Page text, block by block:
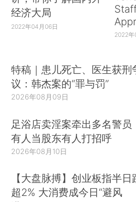
经济大局
2022年04月06日
2022年
特稿｜患儿死亡、医生获刑
议：韩杰案的“罪与罚”
2026年08月09日
足浴店卖淫案牵出多名警员
有人当股东有人打招呼
2026年08月10日
【大盘脉搏】创业板指半日
超2% 大消费成今日“避风